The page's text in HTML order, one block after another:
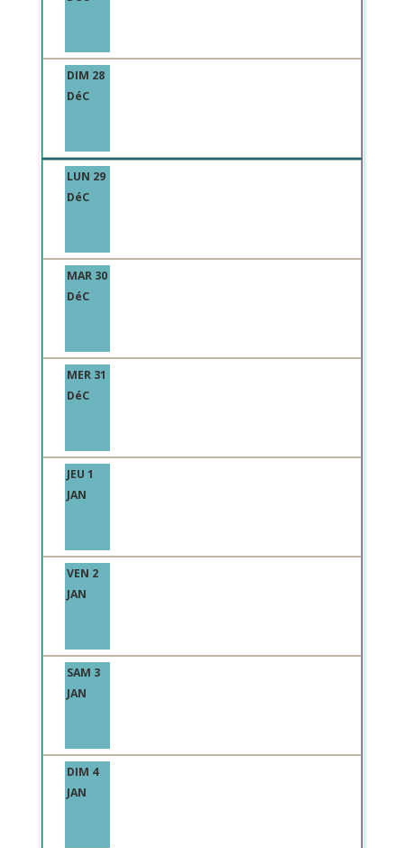
DIM 28
DéC
LUN 29
DéC
MAR 30
DéC
MER 31
DéC
JEU 1
JAN
VEN 2
JAN
SAM 3
JAN
DIM 4
JAN